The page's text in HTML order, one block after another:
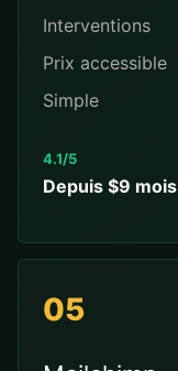
Interventions
Prix accessible
Simple
4.1/5
Depuis $9 mois
05